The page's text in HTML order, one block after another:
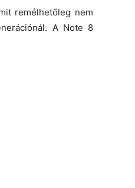
remélhetőleg nem
A Note 8